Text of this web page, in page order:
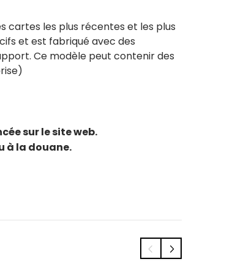
cartes les plus récentes et les plus
et est fabriqué avec des
Ce modèle peut contenir des
sur le site web.
à la douane.